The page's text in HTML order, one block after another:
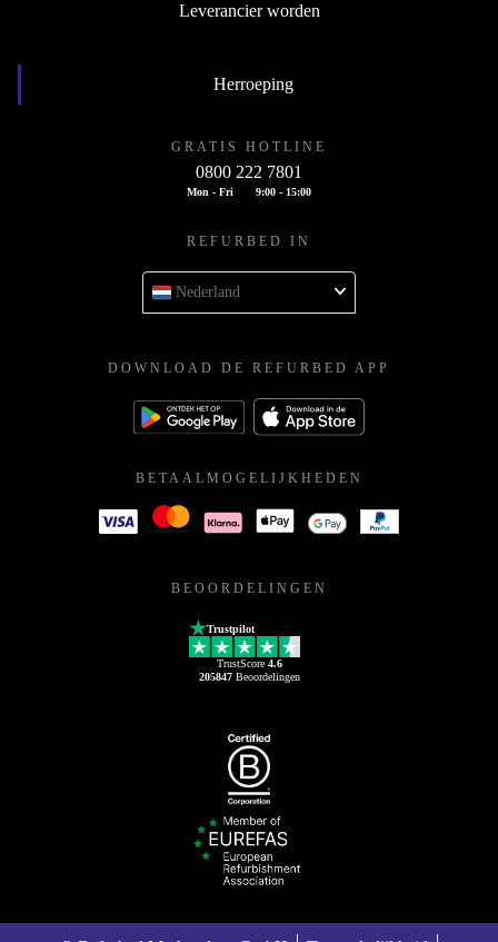
Leverancier worden
Herroeping
GRATIS HOTLINE
0800 222 7801
Mon - Fri 9:00 - 15:00
REFURBED IN
Nederland
DOWNLOAD DE REFURBED APP
BETAALMOGELIJKHEDEN
BEOORDELINGEN
Trustpilot
TrustScore 4.6
205847Beoordelingen